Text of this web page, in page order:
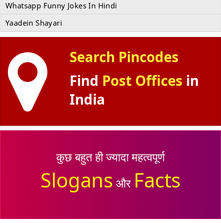
Whatsapp Funny Jokes In Hindi
Yaadein Shayari
Search Pincodes
Find Post Offices in
India
कुछ बहुत ही ज्यादा महत्वपूर्ण
Slogans और Facts